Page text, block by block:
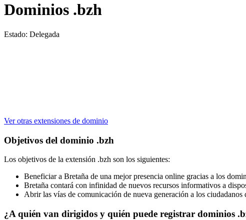
Dominios .bzh
Estado: Delegada
Ver otras extensiones de dominio
Objetivos del dominio .bzh
Los objetivos de la extensión .bzh son los siguientes:
Beneficiar a Bretaña de una mejor presencia online gracias a los
Bretaña contará con infinidad de nuevos recursos informativos a
Abrir las vías de comunicación de nueva generación a los
¿A quién van dirigidos y quién puede registrar dominios